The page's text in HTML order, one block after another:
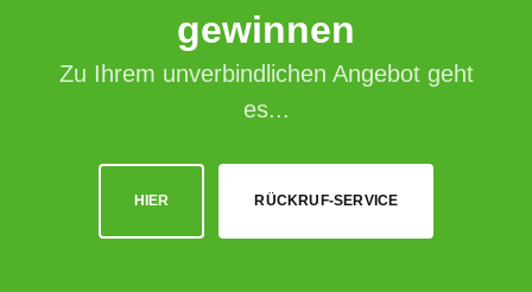
gewinnen
Zu Ihrem unverbindlichen Angebot geht
es...
HIER RÜCKRUF-SERVICE